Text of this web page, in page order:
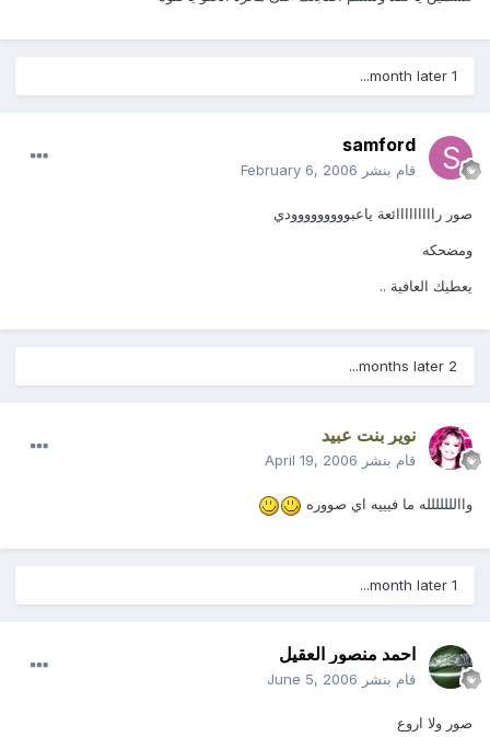
samford
قام بنشر February 6, 2006
صور رااااااااائعة ياعبووووووووودي
ومضحكه
يعطيك العافية ..
2 months later...
نوير بنت عبيد
قام بنشر April 19, 2006
وااللللللله ما فيييه اي صووره
احمد منصور العقيل
قام بنشر June 5, 2006
صور ولا اروع